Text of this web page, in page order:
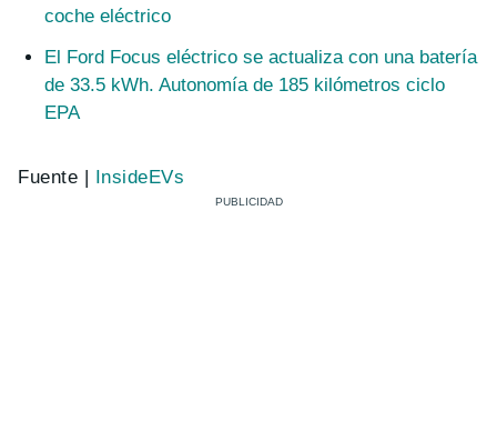
coche eléctrico
El Ford Focus eléctrico se actualiza con una batería
de 33.5 kWh. Autonomía de 185 kilómetros ciclo
EPA
Fuente | InsideEVs